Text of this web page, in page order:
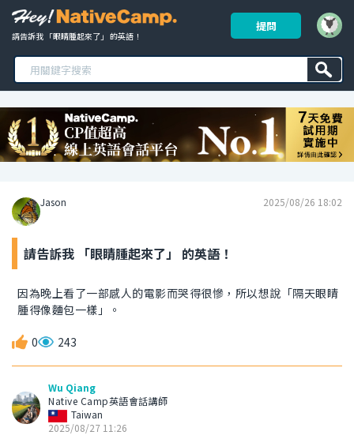
請告訴我 「眼睛腫起來了」 的英語！
提問
Jason 2025/08/26 18:02
請告訴我 「眼睛腫起來了」 的英語！
因為晚上看了一部感人的電影而哭得很慘，所以想說「隔天眼睛
腫得像麵包一樣」。
0 243
Wu Qiang
Native Camp英語會話講師
Taiwan
2025/08/27 11:26